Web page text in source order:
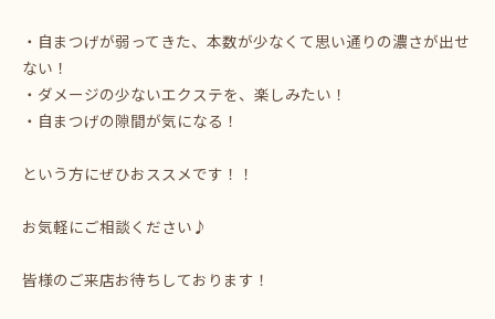
・自まつげが弱ってきた、本数が少なくて思い通りの濃さが出せ
ない！
・ダメージの少ないエクステを、楽しみたい！
・自まつげの隙間が気になる！
という方にぜひおススメです！！
お気軽にご相談ください♪
皆様のご来店お待ちしております！